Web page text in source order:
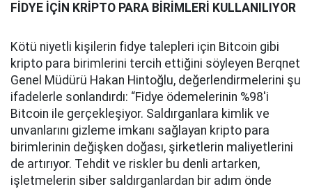
FİDYE İÇİN KRİPTO PARA BİRİMLERİ KULLANILIYOR
Kötü niyetli kişilerin fidye talepleri için Bitcoin gibi
kripto para birimlerini tercih ettiğini söyleyen Berqnet
Genel Müdürü Hakan Hintoğlu, değerlendirmelerini şu
ifadelerle sonlandırdı: “Fidye ödemelerinin %98'i
Bitcoin ile gerçekleşiyor. Saldırganlara kimlik ve
unvanlarını gizleme imkanı sağlayan kripto para
birimlerinin değişken doğası, şirketlerin maliyetlerini
de artırıyor. Tehdit ve riskler bu denli artarken,
işletmelerin siber saldırganlardan bir adım önde